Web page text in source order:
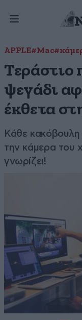
APPLE#Mac
Τεράστιο
ψεγάδι
έκθετα
Κάθε κακόβουλη
την κάμερα του
γνωρίζει!